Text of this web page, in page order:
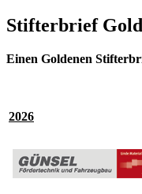
Stifterbrief Gold
Einen Goldenen
2026